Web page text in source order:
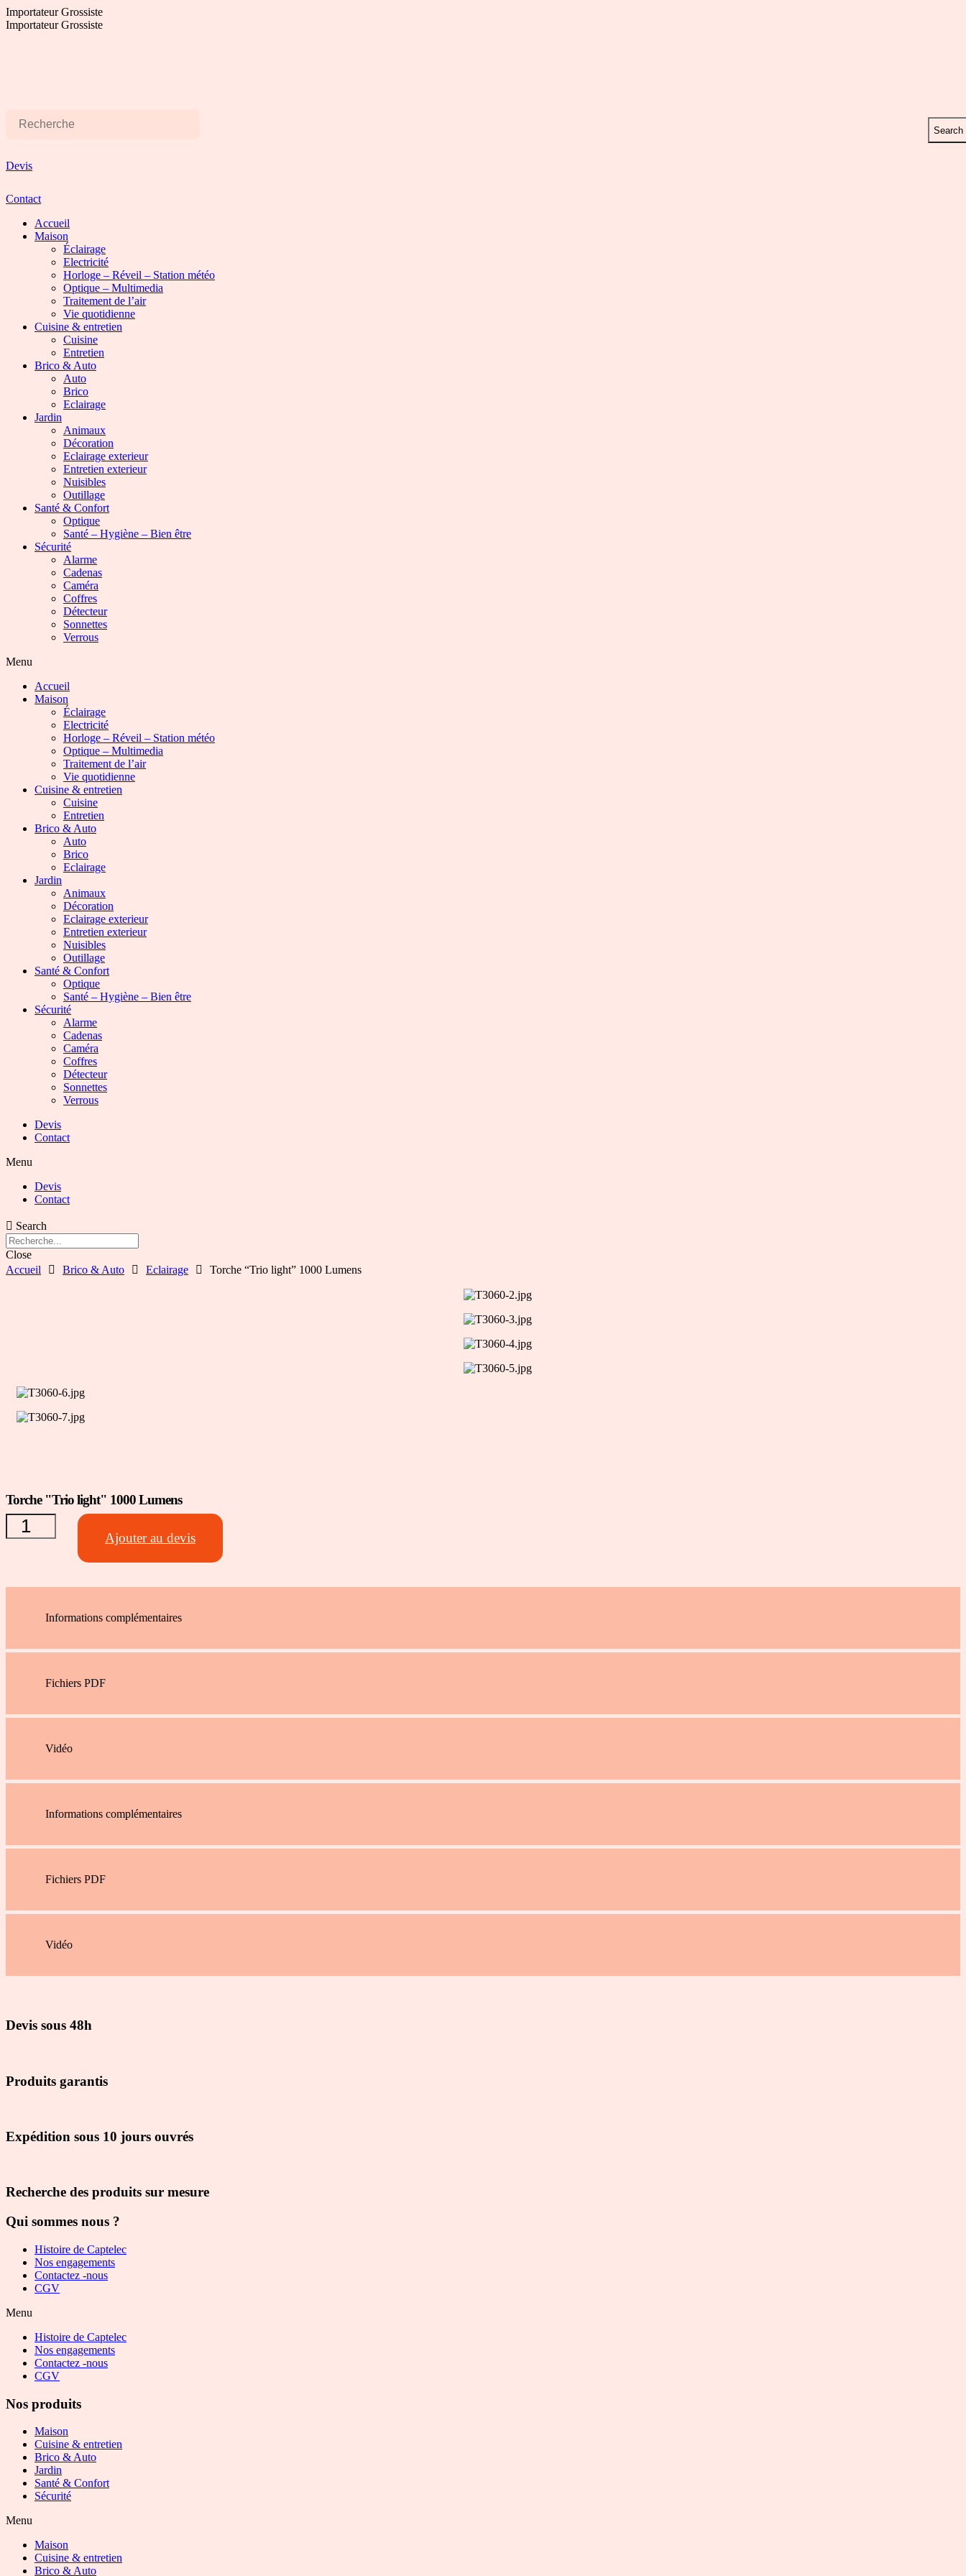
Aller
au
Importateur Grossiste
Importateur Grossiste
Search
Devis
Contact
Accueil
Maison
Éclairage
Electricité
Horloge – Réveil – Station météo
Optique – Multimedia
Traitement de l’air
Vie quotidienne
Cuisine & entretien
Cuisine
Entretien
Brico & Auto
Auto
Brico
Eclairage
Jardin
Animaux
Décoration
Eclairage exterieur
Entretien exterieur
Nuisibles
Outillage
Santé & Confort
Optique
Santé – Hygiène – Bien être
Sécurité
Alarme
Cadenas
Caméra
Coffres
Détecteur
Sonnettes
Verrous
Menu
Accueil
Maison
Éclairage
Electricité
Horloge – Réveil – Station météo
Optique – Multimedia
Traitement de l’air
Vie quotidienne
Cuisine & entretien
Cuisine
Entretien
Brico & Auto
Auto
Brico
Eclairage
Jardin
Animaux
Décoration
Eclairage exterieur
Entretien exterieur
Nuisibles
Outillage
Santé & Confort
Optique
Santé – Hygiène – Bien être
Sécurité
Alarme
Cadenas
Caméra
Coffres
Détecteur
Sonnettes
Verrous
Devis
Contact
Menu
Devis
Contact
Search
Close
Accueil
Brico & Auto Eclairage Torche “Trio light” 1000 Lumens
Torche "Trio light" 1000 Lumens
de
Torche
"Trio
light"
Ajouter au devis
Informations complémentaires
Fichiers PDF
Vidéo
Informations complémentaires
Fichiers PDF
Vidéo
Devis sous 48h
Produits garantis
Expédition sous 10 jours ouvrés
Recherche des produits sur mesure
Qui sommes nous ?
Histoire de Captelec
Nos engagements
Contactez -nous
CGV
Menu
Histoire de Captelec
Nos engagements
Contactez -nous
CGV
Nos produits
Maison
Cuisine & entretien
Brico & Auto
Jardin
Santé & Confort
Sécurité
Menu
Maison
Cuisine & entretien
Brico & Auto